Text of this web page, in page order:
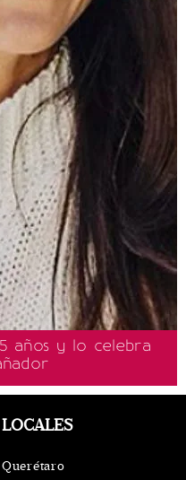
años y lo celebra
LOCALES
Querétaro